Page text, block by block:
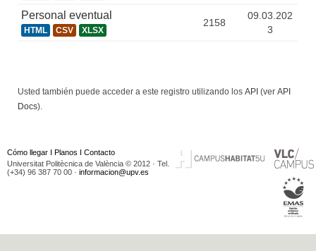
Personal eventual
HTML CSV XLSX
2158
09.03.202
3
Usted también puede acceder a este registro utilizando los API (ver API
Docs).
Cómo llegar I Planos I Contacto
Universitat Politècnica de València © 2012 · Tel.
(+34) 96 387 70 00 · informacion@upv.es